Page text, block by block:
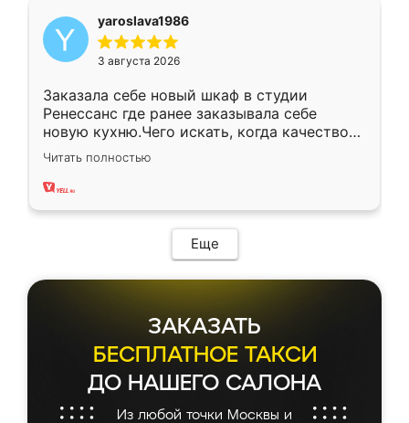
yaroslava1986
3 августа 2026
Заказала себе новый шкаф в студии
Ренессанс где ранее заказывала себе
новую кухню.Чего искать, когда качеством
вполне довольна. Служит кухня уже почти
два года, нареканий нет.
Читать полностью
Еще
ЗАКАЗАТЬ
БЕСПЛАТНОЕ ТАКСИ
ДО НАШЕГО САЛОНА
Из любой точки Москвы и